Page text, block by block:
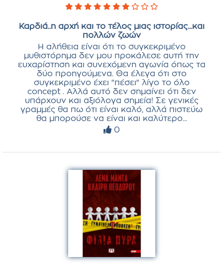
Καρδιά..η αρχή και το τέλος μιας ιστορίας...και
πολλών ζωών
Η αλήθεια είναι ότι το συγκεκριμένο
μυθιστόρημα δεν μου προκάλεσε αυτή την
ευχαρίστηση και συνεχόμενη αγωνία όπως τα
δύο προηγούμενα. Θα έλεγα ότι στο
συγκεκριμένο έχει "πέσει" λίγο το όλο
concept . Αλλά αυτό δεν σημαίνει ότι δεν
υπάρχουν και αξιόλογα σημεία! Σε γενικές
γραμμές θα πω ότι είναι καλό, αλλά πιστεύω
θα μπορούσε να είναι και καλύτερο...
0